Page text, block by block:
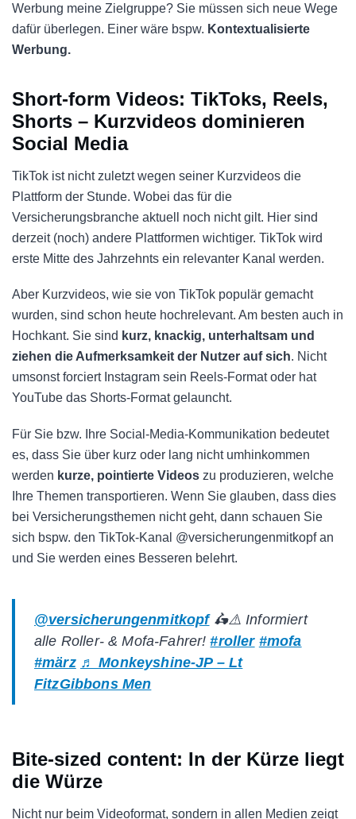
Werbung meine Zielgruppe? Sie müssen sich neue Wege
dafür überlegen. Einer wäre bspw. Kontextualisierte
Werbung.
Short-form Videos: TikToks, Reels,
Shorts – Kurzvideos dominieren
Social Media
TikTok ist nicht zuletzt wegen seiner Kurzvideos die
Plattform der Stunde. Wobei das für die
Versicherungsbranche aktuell noch nicht gilt. Hier sind
derzeit (noch) andere Plattformen wichtiger. TikTok wird
erste Mitte des Jahrzehnts ein relevanter Kanal werden.
Aber Kurzvideos, wie sie von TikTok populär gemacht
wurden, sind schon heute hochrelevant. Am besten auch in
Hochkant. Sie sind kurz, knackig, unterhaltsam und
ziehen die Aufmerksamkeit der Nutzer auf sich. Nicht
umsonst forciert Instagram sein Reels-Format oder hat
YouTube das Shorts-Format gelauncht.
Für Sie bzw. Ihre Social-Media-Kommunikation bedeutet
es, dass Sie über kurz oder lang nicht umhinkommen
werden kurze, pointierte Videos zu produzieren, welche
Ihre Themen transportieren. Wenn Sie glauben, dass dies
bei Versicherungsthemen nicht geht, dann schauen Sie
sich bspw. den TikTok-Kanal @versicherungenmitkopf an
und Sie werden eines Besseren belehrt.
@versicherungenmitkopf🛵⚠️ Informiert
alle Roller- & Mofa-Fahrer!#roller #mofa
#märz ♬ Monkeyshine-JP – Lt
FitzGibbons Men
Bite-sized content: In der Kürze liegt
die Würze
Nicht nur beim Videoformat, sondern in allen Medien zeigt